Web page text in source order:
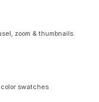
zoom & thumbnails.
swatches